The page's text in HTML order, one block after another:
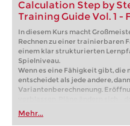
Calculation Step by
Training Guide Vol. 1 -
In diesem Kurs macht
Rechnen zu einer trainierbaren
einem klar strukturierten
Spielniveau.
Wenn es eine Fähigkeit gibt, die
entscheidet als jede andere,
Variantenberechnenung.
selbstbewusst zu entscheiden
Mehr...